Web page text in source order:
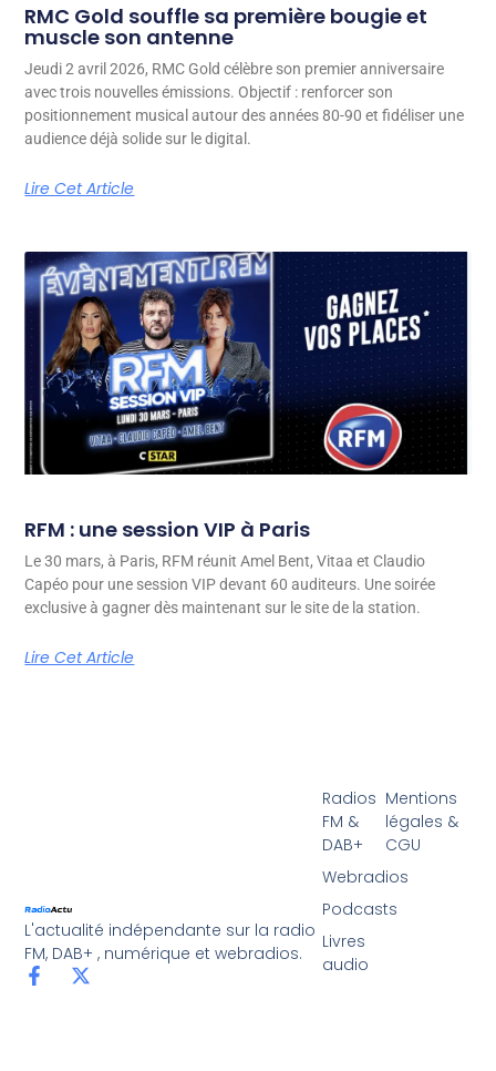
RMC Gold souffle sa première bougie et
muscle son antenne
Jeudi 2 avril 2026, RMC Gold célèbre son premier anniversaire
avec trois nouvelles émissions. Objectif : renforcer son
positionnement musical autour des années 80-90 et fidéliser une
audience déjà solide sur le digital.
Lire Cet Article
RFM : une session VIP à Paris
Le 30 mars, à Paris, RFM réunit Amel Bent, Vitaa et Claudio
Capéo pour une session VIP devant 60 auditeurs. Une soirée
exclusive à gagner dès maintenant sur le site de la station.
Lire Cet Article
L'actualité indépendante sur la radio
FM, DAB+ , numérique et webradios.
Radios
FM &
DAB+
Webradios
Podcasts
Livres
audio
Mentions
légales &
CGU